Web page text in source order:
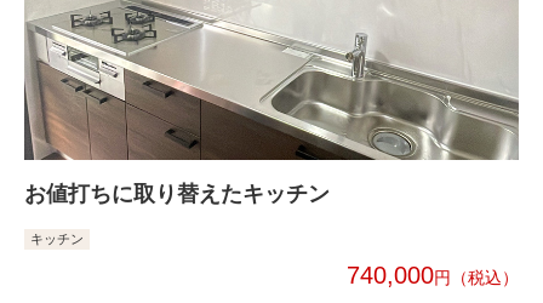
お値打ちに取り替えたキッチン
キッチン
740,000円